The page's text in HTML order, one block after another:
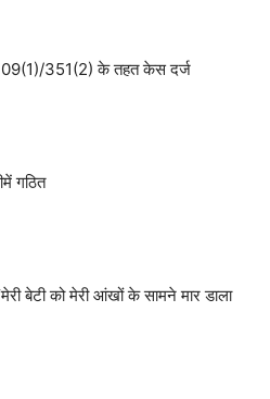
109(1)/351(2) के तहत केस दर्ज
गठित
बेटी को मेरी आंखों के सामने मार डाला